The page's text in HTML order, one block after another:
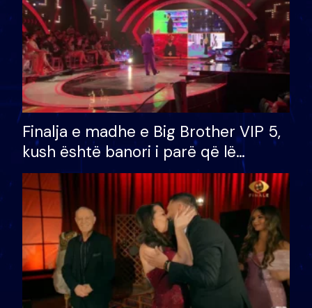
Finalja e madhe e Big Brother VIP 5,
kush është banori i parë që lë
shtëpinë dhe humb mundësinë për
të fituar çmimin e madh